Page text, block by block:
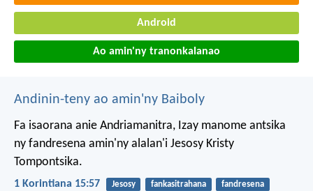
Android
Ao amin'ny tranonkalanao
Andinin-teny ao amin'ny Baiboly
Fa isaorana anie Andriamanitra, Izay manome antsika
ny fandresena amin'ny alalan'i Jesosy Kristy
Tompontsika.
1 Korintiana 15:57 Jesosy fankasitrahana fandresena